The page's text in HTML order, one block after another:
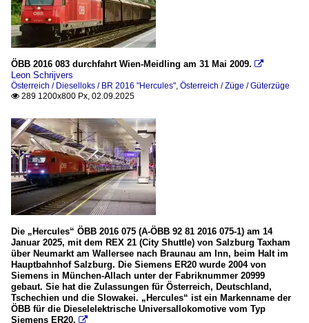
ÖBB 2016 083 durchfahrt Wien-Meidling am 31 Mai 2009. 
Leon Schrijvers
Österreich / Dieselloks / BR 2016 "Hercules", Österreich / Züge / Güterzüge
 289 1200x800 Px, 02.09.2025
Die „Hercules“ ÖBB 2016 075 (A-ÖBB 92 81 2016 075-1) am 14
Januar 2025, mit dem REX 21 (City Shuttle) von Salzburg Taxham
über Neumarkt am Wallersee nach Braunau am Inn, beim Halt im
Hauptbahnhof Salzburg. Die Siemens ER20 wurde 2004 von
Siemens in München-Allach unter der Fabriknummer 20999
gebaut. Sie hat die Zulassungen für Österreich, Deutschland,
Tschechien und die Slowakei. „Hercules“ ist ein Markenname der
ÖBB für die Dieselelektrische Universallokomotive vom Typ
Siemens ER20. 